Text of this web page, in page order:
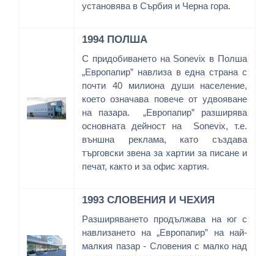
установява в Сърбия и Черна гора.
1994 ПОЛША
С придобиването на Sonevix в Полша
„Европапир” навлиза в една страна с
почти 40 милиона души население,
което означава повече от удвояване
на пазара. „Европапир” разширява
основната дейност на Sonevix, т.е.
външна реклама, като създава
търговски звена за хартии за писане и
печат, както и за офис хартия.
1993 СЛОВЕНИЯ И ЧЕХИЯ
Разширяването продължава на юг с
навлизането на „Европапир” на най-
малкия пазар - Словения с малко над